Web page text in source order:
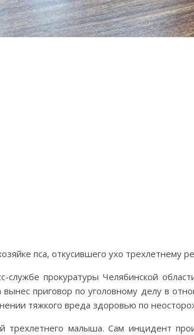
пса, откусившего ухо трехлетнему
службе прокуратуры Челябинской
вынес приговор по уголовному делу в
тяжкого вреда здоровью по
трехлетнего малыша. Сам инцидент